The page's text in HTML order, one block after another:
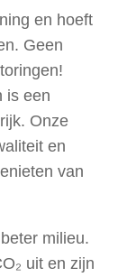
en hoeft
Geen
is een
Onze
en
van
milieu.
uit en zijn